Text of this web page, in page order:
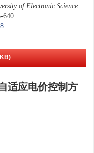
of Electronic Science
640.
适应电价控制方